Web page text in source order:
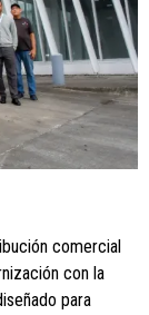
comercial
con la
para